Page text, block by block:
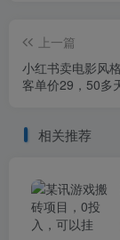
上一篇
小红书卖电影风
客单价29，50多
相关推荐